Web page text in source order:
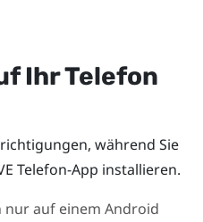
Ihr Telefon
während Sie
Telefon-App installieren.
nur auf einem Android